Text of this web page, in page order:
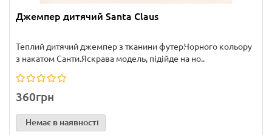
Джемпер дитячий Santa Claus
Теплий дитячий джемпер з тканини футер.Чорного кольору
з накатом Санти.Яскрава модель, підійде на но..
360грн
Немає в наявності